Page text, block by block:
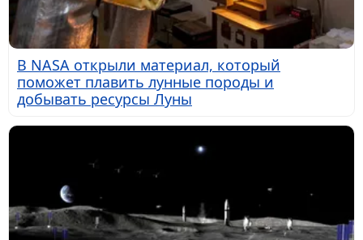
В NASA открыли материал, который
поможет плавить лунные породы и
добывать ресурсы Луны